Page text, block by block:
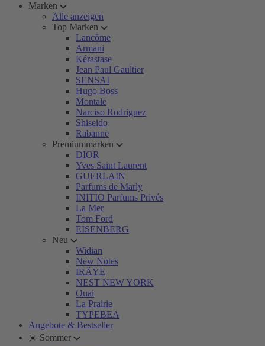
Marken
Alle anzeigen
Top Marken
Lancôme
Armani
Kérastase
Jean Paul Gaultier
SENSAI
Hugo Boss
Montale
Narciso Rodriguez
Shiseido
Rabanne
Premiummarken
DIOR
Yves Saint Laurent
GUERLAIN
Parfums de Marly
INITIO Parfums Privés
La Mer
Tom Ford
EISENBERG
Neu
Widian
New Notes
IRÄYE
NEST NEW YORK
Ouai
La Prairie
TYPEBEA
Angebote & Bestseller
☀️ Sommer